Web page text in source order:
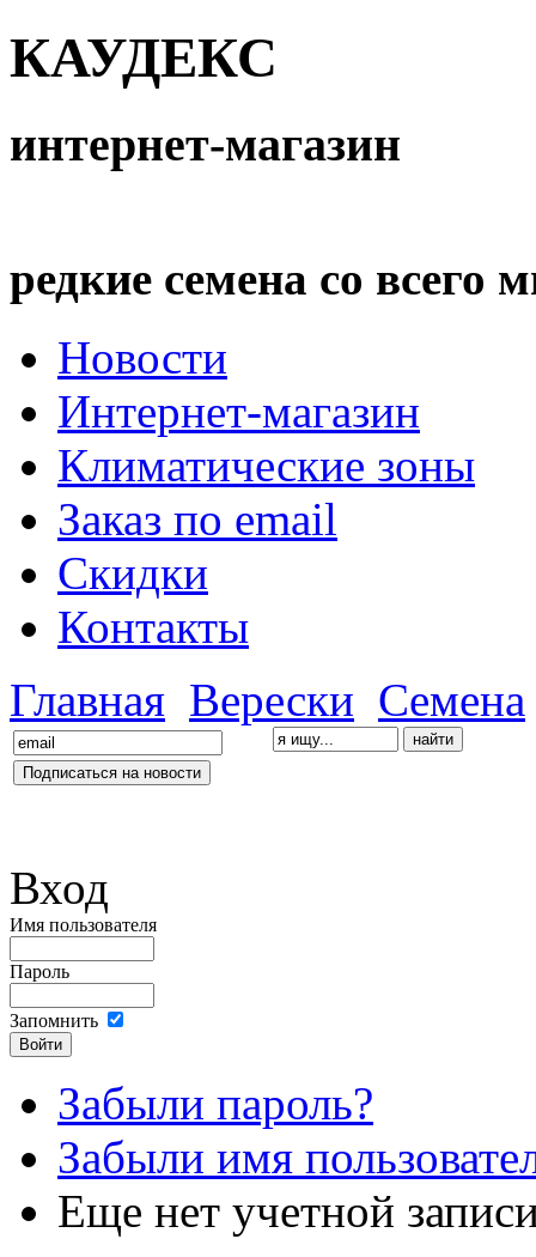
КАУДЕКС
интернет-магазин
редкие семена со всего
Новости
Интернет-магазин
Климатические зоны
Заказ по email
Скидки
Контакты
Главная Верески Семена
Вход
Имя пользователя
Пароль
Запомнить
Забыли пароль?
Забыли имя
Еще нет учетной